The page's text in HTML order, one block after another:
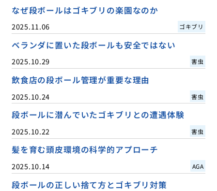
なぜ段ボールはゴキブリの楽園なのか
2025.11.06 ゴキブリ
ベランダに置いた段ボールも安全ではない
2025.10.29 害虫
飲食店の段ボール管理が重要な理由
2025.10.24 害虫
段ボールに潜んでいたゴキブリとの遭遇体験
2025.10.22 害虫
髪を育む頭皮環境の科学的アプローチ
2025.10.14 AGA
段ボールの正しい捨て方とゴキブリ対策